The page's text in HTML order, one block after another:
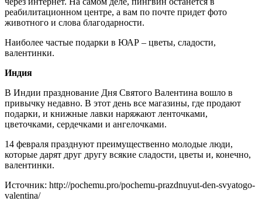
реабилитационном центре, а вам по почте придет фото
животного и слова благодарности.
Наиболее частые подарки в ЮАР – цветы, сладости,
валентинки.
Индия
В Индии празднование Дня Святого Валентина вошло в
привычку недавно. В этот день все магазины, где продают
подарки, и книжные лавки наряжают ленточками,
цветочками, сердечками и ангелочками.
14 февраля празднуют преимущественно молодые люди,
которые дарят друг другу всякие сладости, цветы и, конечно,
валентинки.
Источник: http://pochemu.pro/pochemu-prazdnuyut-den-svyatogo-
valentina/